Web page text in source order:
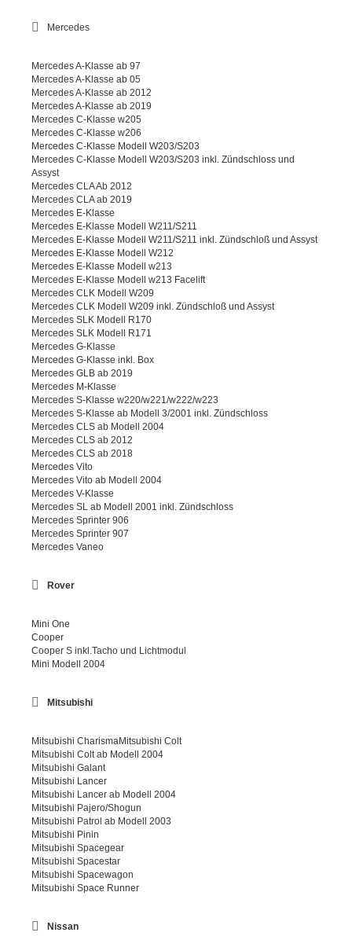
Mercedes
Mercedes A-Klasse ab 97
Mercedes A-Klasse ab 05
Mercedes A-Klasse ab 2012
Mercedes A-Klasse ab 2019
Mercedes C-Klasse w205
Mercedes C-Klasse w206
Mercedes C-Klasse Modell W203/S203
Mercedes C-Klasse Modell W203/S203 inkl. Zündschloss und
Assyst
Mercedes CLA Ab 2012
Mercedes CLA ab 2019
Mercedes E-Klasse
Mercedes E-Klasse Modell W211/S211
Mercedes E-Klasse Modell W211/S211 inkl. Zündschloß und Assyst
Mercedes E-Klasse Modell W212
Mercedes E-Klasse Modell w213
Mercedes E-Klasse Modell w213 Facelift
Mercedes CLK Modell W209
Mercedes CLK Modell W209 inkl. Zündschloß und Assyst
Mercedes SLK Modell R170
Mercedes SLK Modell R171
Mercedes G-Klasse
Mercedes G-Klasse inkl. Box
Mercedes GLB ab 2019
Mercedes M-Klasse
Mercedes S-Klasse w220/w221/w222/w223
Mercedes S-Klasse ab Modell 3/2001 inkl. Zündschloss
Mercedes CLS ab Modell 2004
Mercedes CLS ab 2012
Mercedes CLS ab 2018
Mercedes Vito
Mercedes Vito ab Modell 2004
Mercedes V-Klasse
Mercedes SL ab Modell 2001 inkl. Zündschloss
Mercedes Sprinter 906
Mercedes Sprinter 907
Mercedes Vaneo
Rover
Mini One
Cooper
Cooper S inkl.Tacho und Lichtmodul
Mini Modell 2004
Mitsubishi
Mitsubishi CharismaMitsubishi Colt
Mitsubishi Colt ab Modell 2004
Mitsubishi Galant
Mitsubishi Lancer
Mitsubishi Lancer ab Modell 2004
Mitsubishi Pajero/Shogun
Mitsubishi Patrol ab Modell 2003
Mitsubishi Pinin
Mitsubishi Spacegear
Mitsubishi Spacestar
Mitsubishi Spacewagon
Mitsubishi Space Runner
Nissan